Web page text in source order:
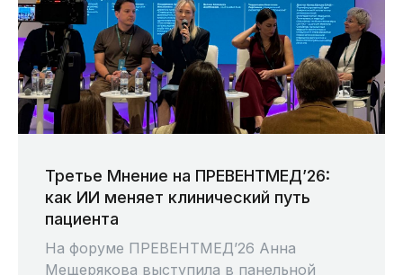
Третье Мнение на ПРЕВЕНТМЕД’26:
как ИИ меняет клинический путь
пациента
На форуме ПРЕВЕНТМЕД’26 Анна
Мещерякова выступила в панельной
О компании